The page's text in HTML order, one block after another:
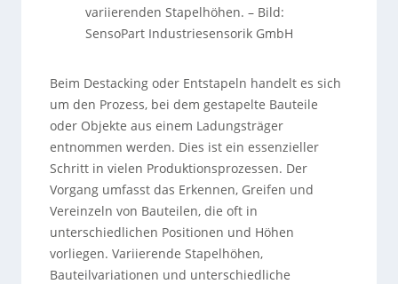
variierenden Stapelhöhen.– Bild:
SensoPart Industriesensorik GmbH
Beim Destacking oder Entstapeln handelt es sich
um den Prozess, bei dem gestapelte Bauteile
oder Objekte aus einem Ladungsträger
entnommen werden. Dies ist ein essenzieller
Schritt in vielen Produktionsprozessen. Der
Vorgang umfasst das Erkennen, Greifen und
Vereinzeln von Bauteilen, die oft in
unterschiedlichen Positionen und Höhen
vorliegen. Variierende Stapelhöhen,
Bauteilvariationen und unterschiedliche